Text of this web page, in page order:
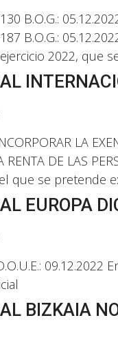
B.O.G.:
B.O.G.:
2022, que
LA
RENTA DE LAS
que se pretende
EUROPA
BIZKAIA